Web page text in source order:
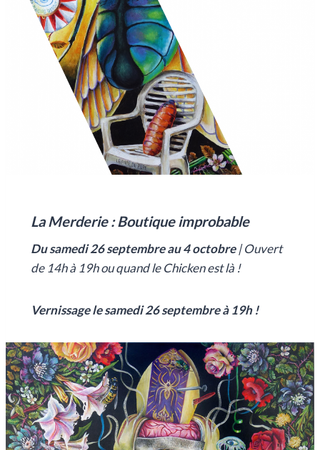
La Merderie : Boutique improbable
Du samedi 26 septembre au 4 octobre| Ouvert
de 14h à 19h ou quand le Chicken est là !
Vernissage le samedi 26 septembre à 19h !